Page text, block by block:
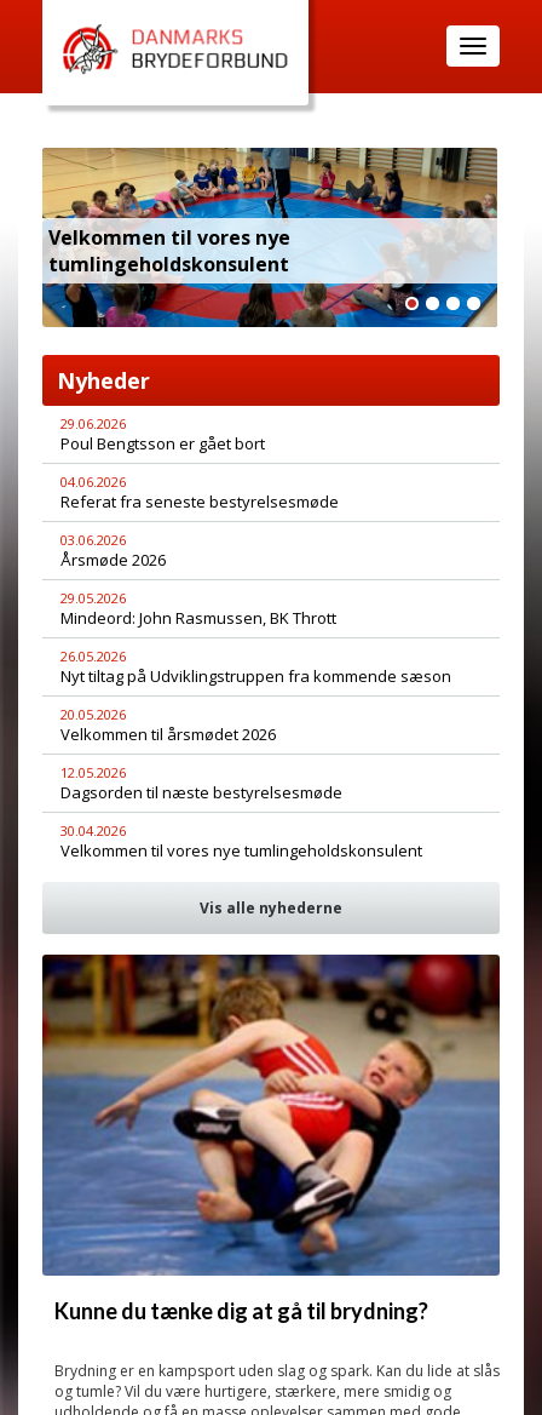
Toggle
navigation
Velkommen til vores nye
tumlingeholdskonsulent
Nyheder
29.06.2026
Poul Bengtsson er gået bort
04.06.2026
Referat fra seneste bestyrelsesmøde
03.06.2026
Årsmøde 2026
29.05.2026
Mindeord: John Rasmussen, BK Thrott
26.05.2026
Nyt tiltag på Udviklingstruppen fra kommende sæson
20.05.2026
Velkommen til årsmødet 2026
12.05.2026
Dagsorden til næste bestyrelsesmøde
30.04.2026
Velkommen til vores nye tumlingeholdskonsulent
Vis alle nyhederne
Kunne du tænke dig at gå til brydning?
Brydning er en kampsport uden slag og spark. Kan du lide at slås
og tumle? Vil du være hurtigere, stærkere, mere smidig og